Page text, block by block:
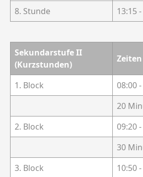
8. Stunde
13:15
Sekundarstufe II
(Kurzstunden)
Zeiten
1. Block
08:00
20
2. Block
09:20
30
3. Block
10:50